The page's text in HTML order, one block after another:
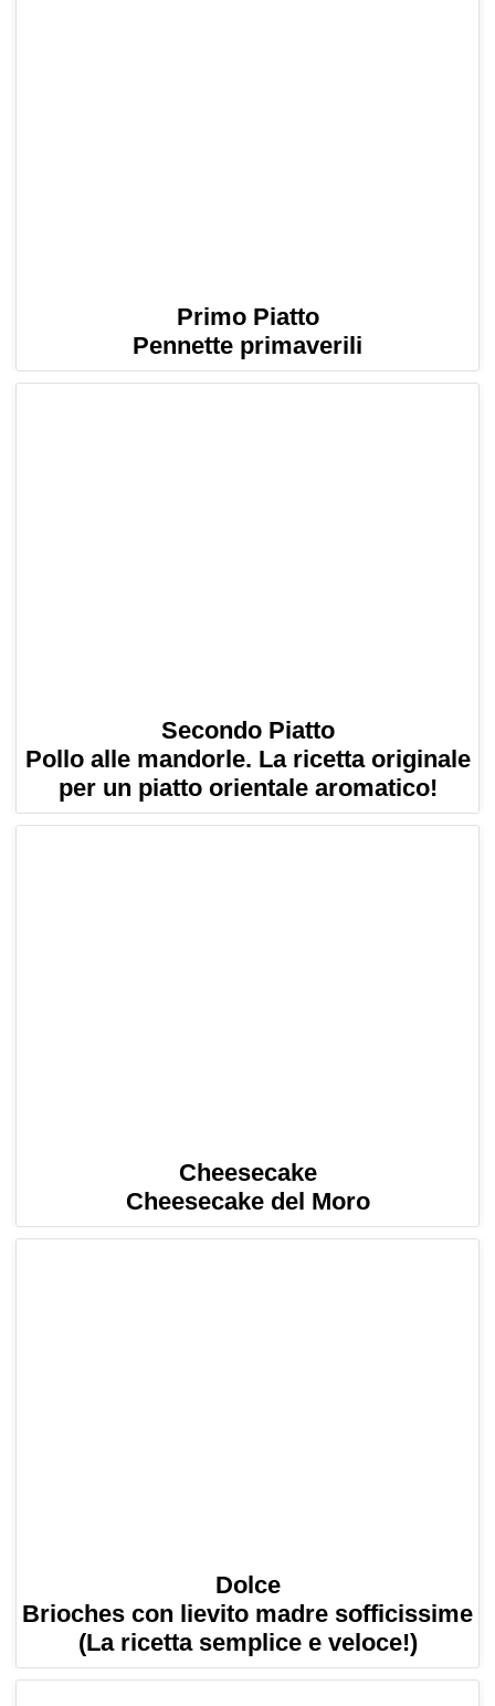
Primo Piatto
Pennette primaverili
Secondo Piatto
Pollo alle mandorle. La ricetta originale
per un piatto orientale aromatico!
Cheesecake
Cheesecake del Moro
Dolce
Brioches con lievito madre sofficissime
(La ricetta semplice e veloce!)